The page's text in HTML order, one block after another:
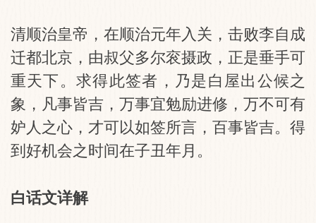
清顺治皇帝，在顺治元年入关，击败李自成
迁都北京，由叔父多尔衮摄政，正是垂手可
重天下。求得此签者，乃是白屋出公候之
象，凡事皆吉，万事宜勉励进修，万不可有
妒人之心，才可以如签所言，百事皆吉。得
到好机会之时间在子丑年月。
白话文详解